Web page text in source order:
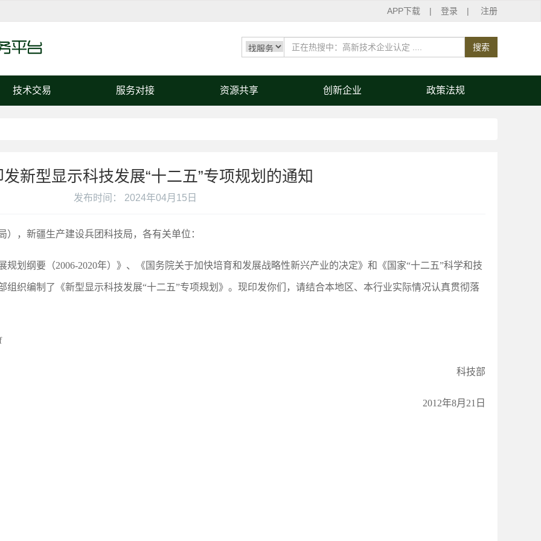
APP下载 | 登录 | 注册
搜索
技术交易 服务对接 资源共享 创新企业 政策法规
新型显示科技发展“十二五”专项规划的通知
发布时间： 2024年04月15日
，新疆生产建设兵团科技局，各有关单位：
划纲要（2006-2020年）》、《国务院关于加快培育和发展战略性新兴产业的决定》和《国家“十二五”科学和技
织编制了《新型显示科技发展“十二五”专项规划》。现印发你们，请结合本地区、本行业实际情况认真贯彻落
科技部
2012年8月21日